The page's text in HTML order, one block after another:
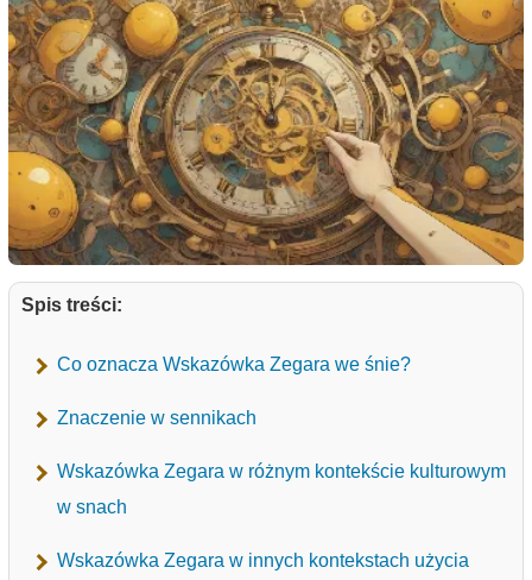
Spis treści:
Co oznacza Wskazówka Zegara we śnie?
Znaczenie w sennikach
Wskazówka Zegara w różnym kontekście kulturowym
w snach
Wskazówka Zegara w innych kontekstach użycia